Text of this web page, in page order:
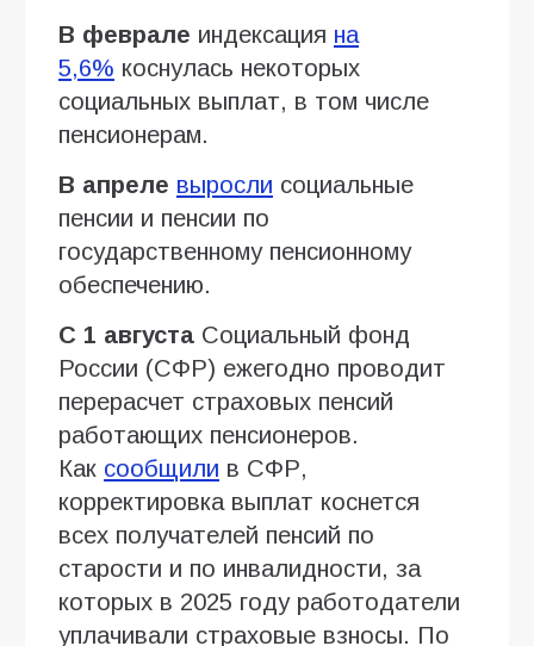
В феврале индексация на
5,6% коснулась некоторых
социальных выплат, в том числе
пенсионерам.
В апреле выросли социальные
пенсии и пенсии по
государственному пенсионному
обеспечению.
С 1 августа Социальный фонд
России (СФР) ежегодно проводит
перерасчет страховых пенсий
работающих пенсионеров.
Как сообщили в СФР,
корректировка выплат коснется
всех получателей пенсий по
старости и по инвалидности, за
которых в 2025 году работодатели
уплачивали страховые взносы. По